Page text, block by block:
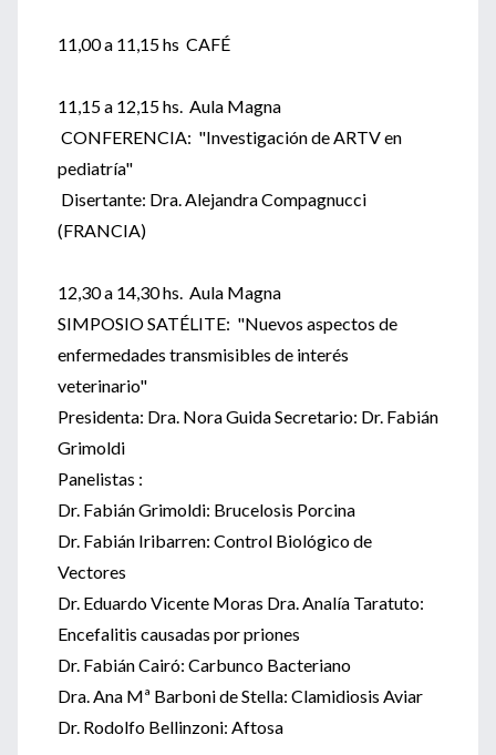
11,00 a 11,15 hs CAFÉ
11,15 a 12,15 hs. Aula Magna
CONFERENCIA: "Investigación de ARTV en
pediatría"
Disertante: Dra. Alejandra Compagnucci
(FRANCIA)
12,30 a 14,30 hs. Aula Magna
SIMPOSIO SATÉLITE: "Nuevos aspectos de
enfermedades transmisibles de interés
veterinario"
Presidenta: Dra. Nora Guida Secretario: Dr. Fabián
Grimoldi
Panelistas :
Dr. Fabián Grimoldi: Brucelosis Porcina
Dr. Fabián Iribarren: Control Biológico de
Vectores
Dr. Eduardo Vicente Moras Dra. Analía Taratuto:
Encefalitis causadas por priones
Dr. Fabián Cairó: Carbunco Bacteriano
Dra. Ana Mª Barboni de Stella: Clamidiosis Aviar
Dr. Rodolfo Bellinzoni: Aftosa